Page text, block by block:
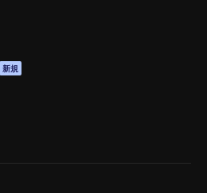
新規